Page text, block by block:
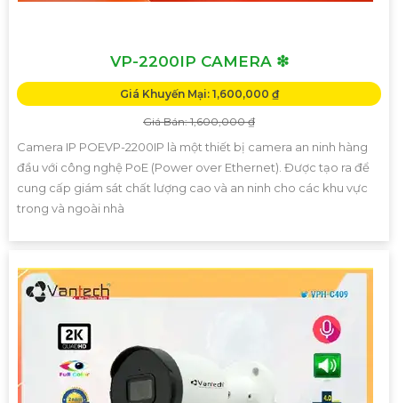
VP-2200IP CAMERA ❇
Giá Khuyến Mại: 1,600,000 ₫
Giá Bán: 1,600,000 ₫
Camera IP POEVP-2200IP là một thiết bị camera an ninh hàng
đầu với công nghệ PoE (Power over Ethernet). Được tạo ra để
cung cấp giám sát chất lượng cao và an ninh cho các khu vực
trong và ngoài nhà